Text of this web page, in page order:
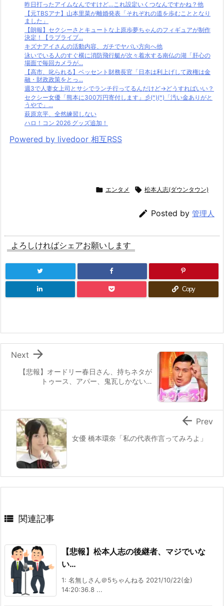
昨日打ったアイムなんですけど…これ設定いくつなんですかね？他
【元TBSアナ】山本里菜が離婚発表「それぞれの道を歩むこととなり
ました」
【朗報】セクシーさとキュートな上原歩夢ちゃんのフィギュアが制作
決定！【ラブライブ...
キズナアイさんの活動内容、ガチでヤバい方向へ他
泳いでいる人のすぐ横に消防飛行艇が次々着水する南仏の湖「肝心の
場面で毎回カメラが...
【高市、叱られる】ベッセント財務長官「日本は利上げして政権は金
融・財政政策をとっ...
週3で人妻女上司とサシでランチ行ってるんだけど→どうすればいい？
セクシー女優「熊本に300万円寄付します」彡(^)(^)「汚い金ありがと
うやで」...
萩原京平、全然練習しない
ハロ！コン 2026 グッズ追加！
Powered by livedoor 相互RSS
 エンタメ  松本人志(ダウンタウン)
 Posted by 管理人
よろしければシェアお願いします
Copy
【悲報】オードリー春日さん、持ちネタが
トゥース、アパー、鬼瓦しかない…

Next
女優 橋本環奈「私の代表作言ってみろよ」
 Prev
 関連記事
【悲報】松本人志の後継者、マジでいな
い…
1: 名無しさん＠5ちゃんねる 2021/10/22(金)
14:20:36.8 ...